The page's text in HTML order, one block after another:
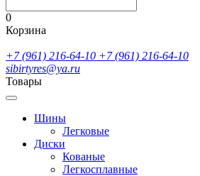
0
Корзина
+7 (961) 216-64-10 +7 (961) 216-64-10
sibirtyres@ya.ru
Товары
Шины
Легковые
Диски
Кованые
Легкосплавные